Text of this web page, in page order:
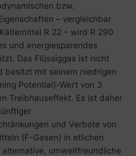
bzw.
– vergleichbar
R 22 – wird R 290
und energiesparendes
Das Flüssiggas ist nicht
besitzt mit seinem niedrigen
Potential)-Wert von 3
Treibhauseffekt. Es ist daher
und Verbote von
(F-Gasen) in etlichen
umweltfreundliche